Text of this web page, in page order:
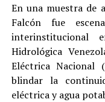
En una muestra de
Falcón fue
interinstitucional
Hidrológica
Eléctrica Nacional
blindar la
eléctrica y agua